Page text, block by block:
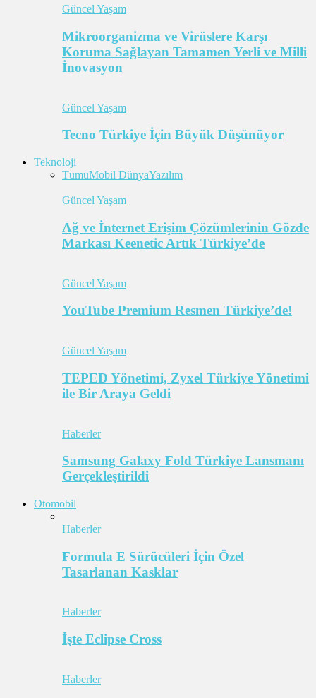
Güncel Yaşam
Mikroorganizma ve Virüslere Karşı
Koruma Sağlayan Tamamen Yerli ve Milli
İnovasyon
Güncel Yaşam
Tecno Türkiye İçin Büyük Düşünüyor
Teknoloji
TümüMobil DünyaYazılım
Güncel Yaşam
Ağ ve İnternet Erişim Çözümlerinin Gözde
Markası Keenetic Artık Türkiye’de
Güncel Yaşam
YouTube Premium Resmen Türkiye’de!
Güncel Yaşam
TEPED Yönetimi, Zyxel Türkiye Yönetimi
ile Bir Araya Geldi
Haberler
Samsung Galaxy Fold Türkiye Lansmanı
Gerçekleştirildi
Otomobil
Haberler
Formula E Sürücüleri İçin Özel
Tasarlanan Kasklar
Haberler
İşte Eclipse Cross
Haberler